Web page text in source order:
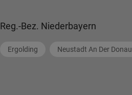
Reg.-Bez. Niederbayern
Ergolding Neustadt An Der Donau